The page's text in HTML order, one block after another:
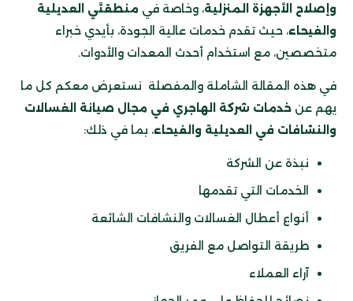
وإصلاح الأجهزة المنزلية، وخاصة في منطقتَي العديلية
والفيحاء، حيث تقدم خدمات عالية الجودة، بأيدي خبراء
متخصصين، مع استخدام أحدث المعدات والأدوات.
في هذه المقالة الشاملة والمفصلة نستعرض معكم كل ما
يهم عن خدمات شركة الهاجري في مجال صيانة الغسالات
والنشافات في العديلية والفيحاء، بما في ذلك:
نبذة عن الشركة
الخدمات التي تقدمها
أنواع أعطال الغسالات والنشافات الشائعة
طريقة التواصل مع الفريق
آراء العملاء